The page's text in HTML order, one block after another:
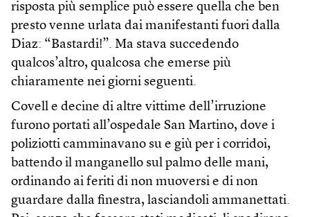
risposta più semplice può essere quella che ben
presto venne urlata dai manifestanti fuori dalla
Diaz: “Bastardi!”. Ma stava succedendo
qualcos’altro, qualcosa che emerse più
chiaramente nei giorni seguenti.
Covell e decine di altre vittime dell’irruzione
furono portati all’ospedale San Martino, dove i
poliziotti camminavano su e giù per i corridoi,
battendo il manganello sul palmo delle mani,
ordinando ai feriti di non muoversi e di non
guardare dalla finestra, lasciandoli ammanettati.